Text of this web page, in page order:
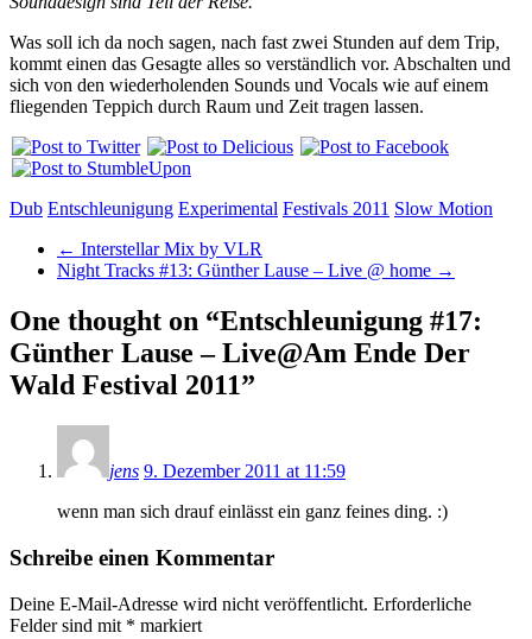
Was soll ich da noch sagen, nach fast zwei Stunden auf dem Trip,
kommt einen das Gesagte alles so verständlich vor. Abschalten und
sich von den wiederholenden Sounds und Vocals wie auf einem
fliegenden Teppich durch Raum und Zeit tragen lassen.
Dub Entschleunigung Experimental Festivals 2011 Slow Motion
← Interstellar Mix by VLR
Night Tracks #13: Günther Lause – Live @ home →
One thought on “Entschleunigung #17:
Günther Lause – Live@Am Ende Der
Wald Festival 2011”
jens 9. Dezember 2011 at 11:59
wenn man sich drauf einlässt ein ganz feines ding. :)
Schreibe einen Kommentar
Deine E-Mail-Adresse wird nicht veröffentlicht. Erforderliche
Felder sind mit * markiert